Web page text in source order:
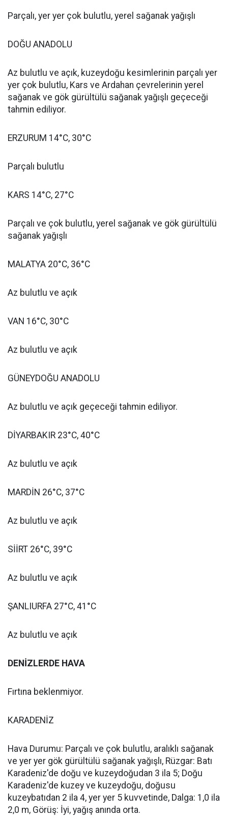
Parçalı, yer yer çok bulutlu, yerel sağanak yağışlı
DOĞU ANADOLU
Az bulutlu ve açık, kuzeydoğu kesimlerinin parçalı yer
yer çok bulutlu, Kars ve Ardahan çevrelerinin yerel
sağanak ve gök gürültülü sağanak yağışlı geçeceği
tahmin ediliyor.
ERZURUM 14°C, 30°C
Parçalı bulutlu
KARS 14°C, 27°C
Parçalı ve çok bulutlu, yerel sağanak ve gök gürültülü
sağanak yağışlı
MALATYA 20°C, 36°C
Az bulutlu ve açık
VAN 16°C, 30°C
Az bulutlu ve açık
GÜNEYDOĞU ANADOLU
Az bulutlu ve açık geçeceği tahmin ediliyor.
DİYARBAKIR 23°C, 40°C
Az bulutlu ve açık
MARDİN 26°C, 37°C
Az bulutlu ve açık
SİİRT 26°C, 39°C
Az bulutlu ve açık
ŞANLIURFA 27°C, 41°C
Az bulutlu ve açık
DENİZLERDE HAVA
Fırtına beklenmiyor.
KARADENİZ
Hava Durumu: Parçalı ve çok bulutlu, aralıklı sağanak
ve yer yer gök gürültülü sağanak yağışlı, Rüzgar: Batı
Karadeniz'de doğu ve kuzeydoğudan 3 ila 5; Doğu
Karadeniz'de kuzey ve kuzeydoğu, doğusu
kuzeybatıdan 2 ila 4, yer yer 5 kuvvetinde, Dalga: 1,0 ila
2,0 m, Görüş: İyi, yağış anında orta.